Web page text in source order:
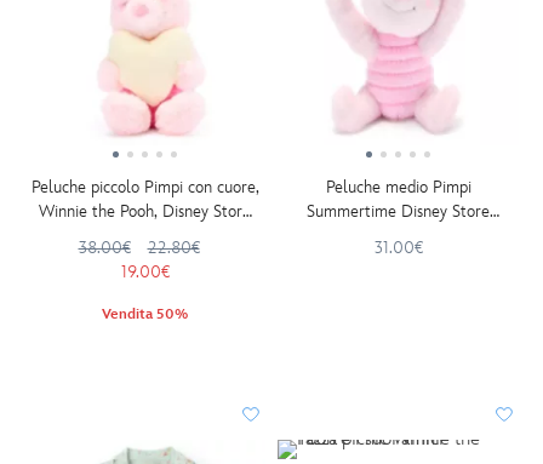
Peluche piccolo Pimpi con cuore,
Winnie the Pooh, Disney Store
38.00€
22.80€
19.00€
Vendita 50%
Peluche medio Pimpi
Summertime Disney Store
31.00€